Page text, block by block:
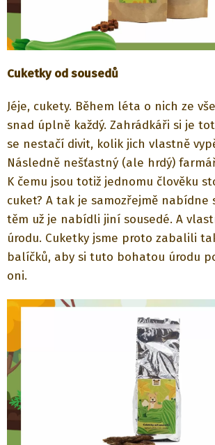
Cuketky od sousedů
Jéje, cukety. Během léta o nich ze
snad úplně každý. Zahrádkáři si je
se nestačí divit, kolik jich vlastně
Následně nešťastný (ale hrdý)
K čemu jsou totiž jednomu člověku
cuket? A tak je samozřejmě nabídne
těm už je nabídli jiní sousedé. A
úrodu. Cuketky jsme proto zabalili
balíčků, aby si tuto bohatou úrodu
oni.